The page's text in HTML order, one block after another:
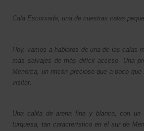
Cala Escorxada, una de nuestras calas
Hoy, vamos a hablaros de una de las calas
más salvajes de más difícil acceso. Una
Menorca, un rincón precioso que a poco
visitar.
Una calita de arena fina y blanca, con
turquesa, tan característico en el sur de